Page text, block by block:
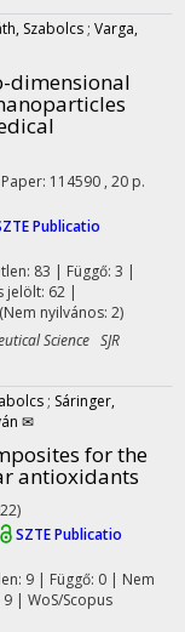
Szabolcs ; Varga,
dimensional
Paper: 114590 , 20 p.
Publicatio
83 | Függő: 3 |
jelölt: 62 |
nyilvános: 2)
Science SJR
; Sáringer,
✉
for the
antioxidants
SZTE Publicatio
9 | Függő: 0 | Nem
| WoS/Scopus